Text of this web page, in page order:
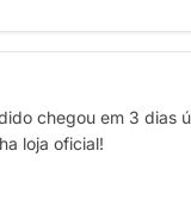
chegou em 3 dias
loja oficial!